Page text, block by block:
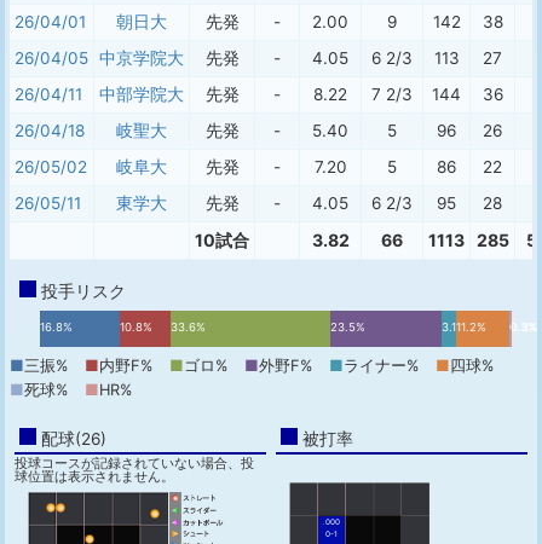
26/04/01
朝日大 先発 - 2.00 9 142 38
26/04/05 中京学院大 先発 - 4.05 6 2/3 113 27
26/04/11
中部学院大 先発 - 8.22 7 2/3 144 36
26/04/18
岐聖大 先発 - 5.40 5 96 26
26/05/02
岐阜大 先発 - 7.20 5 86 22
26/05/11
東学大 先発 - 4.05 6 2/3 95 28
10試合 3.82 66 1113 285
投手リスク
16.8% 10.8% 33.6% 23.5% 3.1%11.2% 0.3%
0.3%
■三振% ■内野F% ■ゴロ% ■外野F% ■ライナー% ■ 四球%
■死球% ■HR%
配球(26)
投球コースが記録されていない場合、投
球位置は表示されません。
被打率
.000
0-1